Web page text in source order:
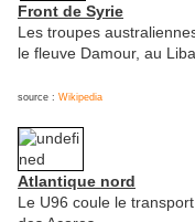
Front de Syrie
Les troupes
le fleuve Damour, au
source : Wikipedia
Atlantique nord
Le U96 coule le